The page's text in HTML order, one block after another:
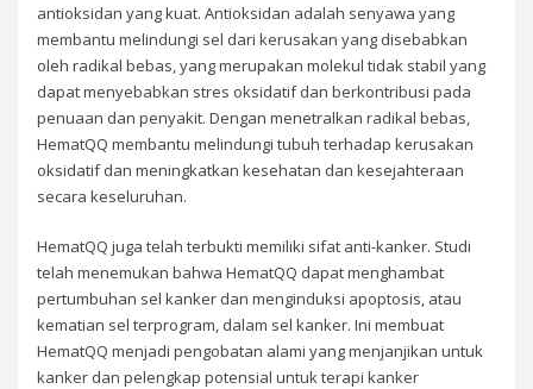
antioksidan yang kuat. Antioksidan adalah senyawa yang
membantu melindungi sel dari kerusakan yang disebabkan
oleh radikal bebas, yang merupakan molekul tidak stabil yang
dapat menyebabkan stres oksidatif dan berkontribusi pada
penuaan dan penyakit. Dengan menetralkan radikal bebas,
HematQQ membantu melindungi tubuh terhadap kerusakan
oksidatif dan meningkatkan kesehatan dan kesejahteraan
secara keseluruhan.
HematQQ juga telah terbukti memiliki sifat anti-kanker. Studi
telah menemukan bahwa HematQQ dapat menghambat
pertumbuhan sel kanker dan menginduksi apoptosis, atau
kematian sel terprogram, dalam sel kanker. Ini membuat
HematQQ menjadi pengobatan alami yang menjanjikan untuk
kanker dan pelengkap potensial untuk terapi kanker